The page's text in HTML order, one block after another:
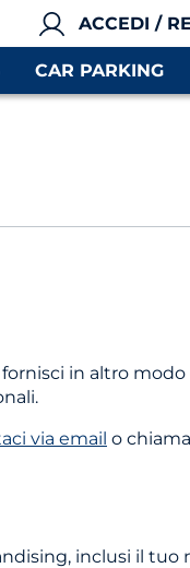
ACCEDI /
CAR PARKING
in altro
via email o
inclusi il tuo